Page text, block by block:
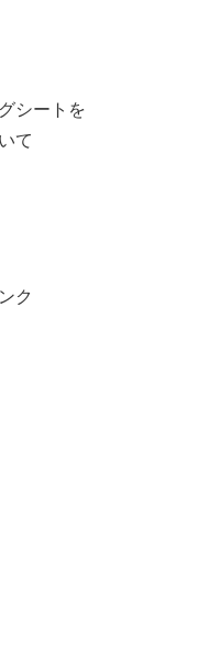
シートを
て
ク